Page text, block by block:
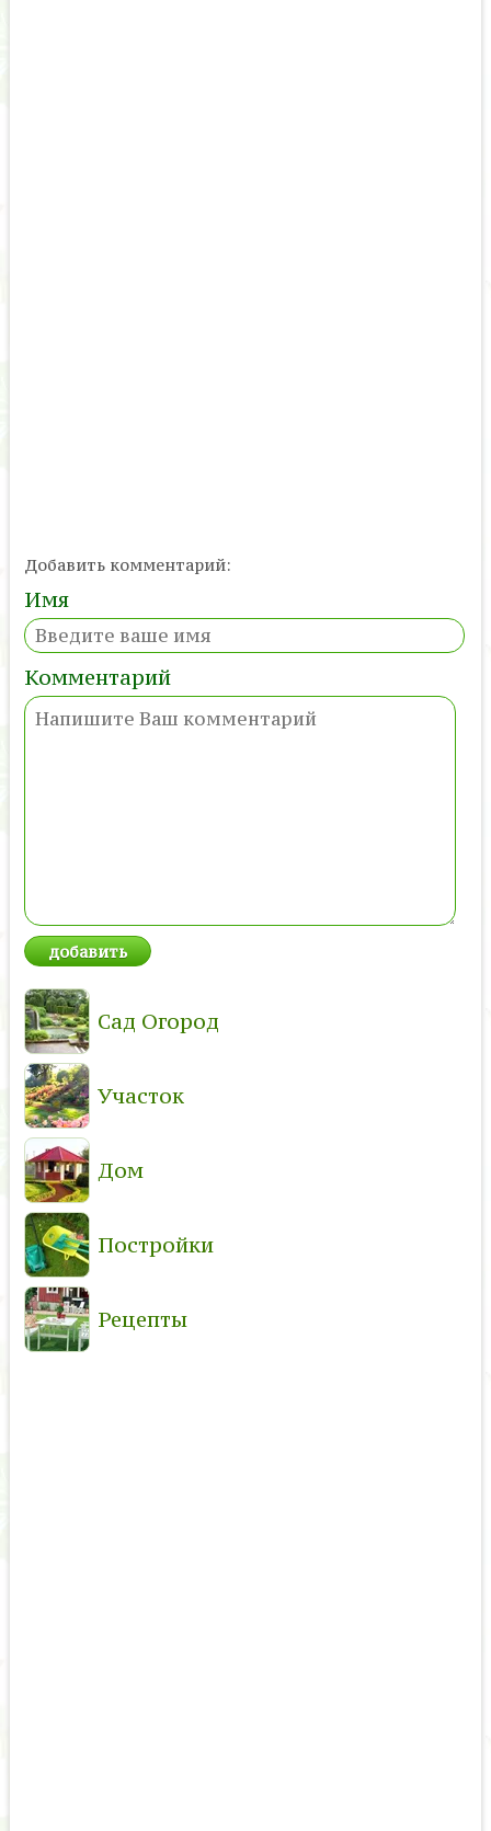
Добавить комментарий:
Имя
Комментарий
Сад Огород
Участок
Дом
Постройки
Рецепты